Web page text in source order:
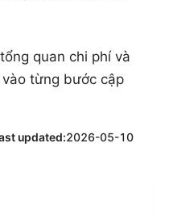
quan chi phí và
từng bước cập
updated:2026-05-10